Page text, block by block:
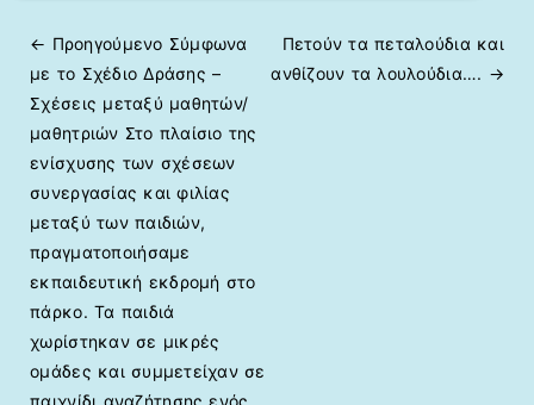
Πλοήγηση άρθρων
← Προηγούμενo Σύμφωνα
με το Σχέδιο Δράσης –
Σχέσεις μεταξύ μαθητών/
μαθητριών Στο πλαίσιο της
ενίσχυσης των σχέσεων
συνεργασίας και φιλίας
μεταξύ των παιδιών,
πραγματοποιήσαμε
εκπαιδευτική εκδρομή στο
πάρκο. Τα παιδιά
χωρίστηκαν σε μικρές
ομάδες και συμμετείχαν σε
Πετούν τα πεταλούδια και
ανθίζουν τα λουλούδια…. →